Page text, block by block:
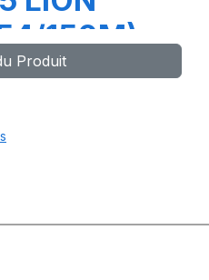
150M)
Produit